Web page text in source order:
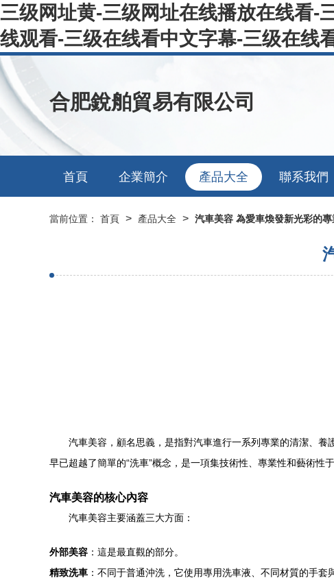
三级网址黄-三级网址在线播放在线看-
线观看-三级在线看中文字幕-三级在线
合肥銳舶貿易有限公司
首頁 企業簡介 產品大全 聯系我們
當前位置： 首頁 > 產品大全 > 汽車美容 為愛車煥發新光彩的
汽車美容，顧名思義，是指對汽車進行一系列專業的清潔、
早已超越了簡單的“洗車”概念，是一項集技術性、專業性和藝術性
汽車美容的核心內容
汽車美容主要涵蓋三大方面：
外部美容 ：這是最直觀的部分。
精致洗車 ：不同于普通沖洗，它使用專用洗車液、不同材質的手